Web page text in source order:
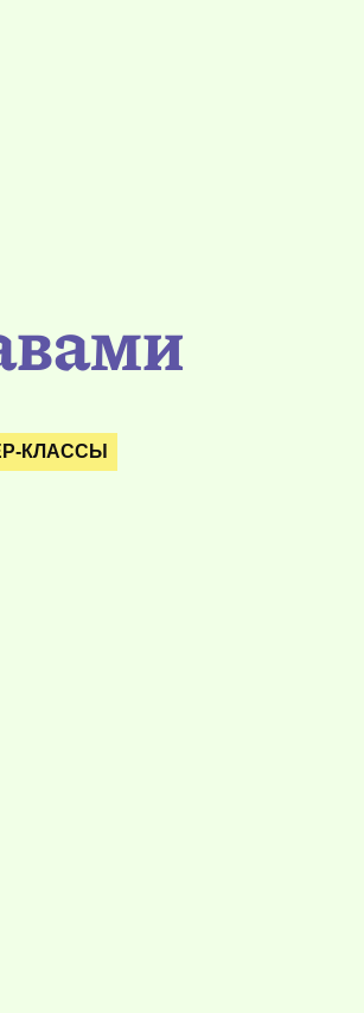
КЛАССЫ